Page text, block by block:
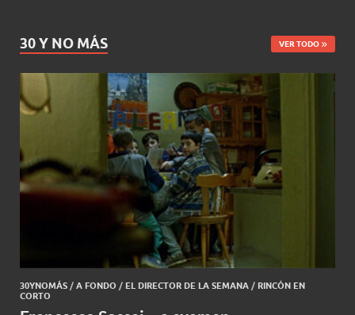
30 Y NO MÁS VER TODO
30YNOMÁS / A FONDO / EL DIRECTOR DE LA SEMANA / RINCÓN EN
CORTO